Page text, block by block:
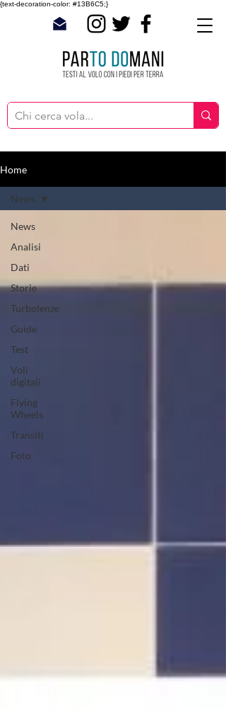
{text-decoration-color: #13B6C5;}
Home
News
Analisi
Dati
Storie
Turbolenze
Guide
Test
Voli
digitali
Flying
Wheels
Transiti
Foto
News